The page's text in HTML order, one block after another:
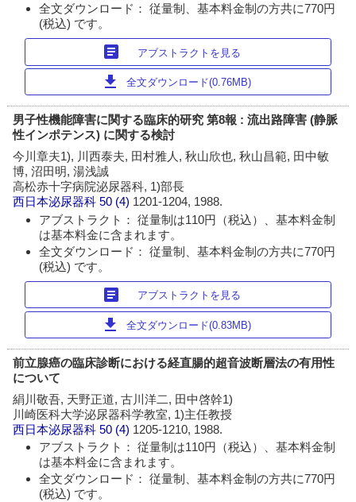
全文ダウンロード： 従量制、基本料金制の方共に770円
(税込) です。
article アブストラクトを見る
download 全文ダウンロード(0.76MB)
男子性機能障害に関する臨床的研究 第8報 : 流出路障害 (静脈
性インポテンス) に関する検討
今川章夫1), 川西泰夫, 田村雅人, 秋山欣也, 秋山昌範, 田中敏
博, 沼田明, 湯浅誠
高松赤十字病院泌尿器科, 1)部長
西日本泌尿器科 50 (4) 1201-1204, 1988.
アブストラクト： 従量制は110円（税込）、基本料金制
は基本料金に含まれます。
全文ダウンロード： 従量制、基本料金制の方共に770円
(税込) です。
article アブストラクトを見る
download 全文ダウンロード(0.83MB)
前立腺癌の臨床診断における経直腸的超音波断層法の有用性
について
絹川敬吾, 天野正道, 古川洋二, 田中啓幹1)
川崎医科大学泌尿器科学教室, 1)主任教授
西日本泌尿器科 50 (4) 1205-1210, 1988.
アブストラクト： 従量制は110円（税込）、基本料金制
は基本料金に含まれます。
全文ダウンロード： 従量制、基本料金制の方共に770円
(税込) です。